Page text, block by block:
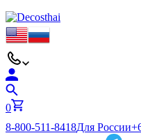
0
8-800-511-8418Для России